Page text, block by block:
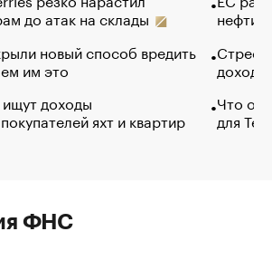
до атак на склады
новый способ вредить
им это
ищут доходы
яхт и квартир
нефти
Что
для
ФНС